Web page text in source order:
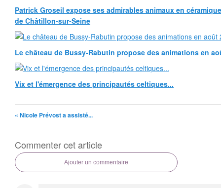
Patrick Groseil expose ses admirables animaux en
de Châtillon-sur-Seine
Le château de Bussy-Rabutin propose des animations en
Vix et l'émergence des principautés celtiques...
« Nicole Prévost a assisté...
Commenter cet article
Ajouter un commentaire